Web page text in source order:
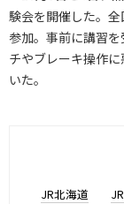
験会を開催した。
参加。事前に講習
チやブレーキ操作
いた。
JR北海道